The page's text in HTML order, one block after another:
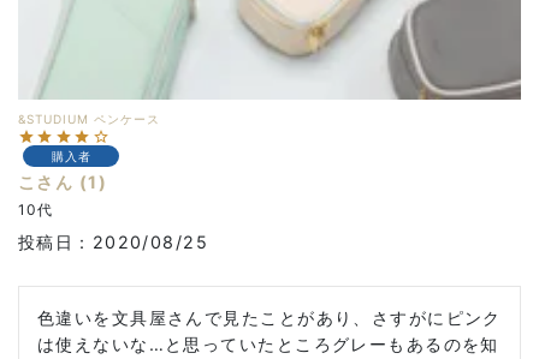
&STUDIUM ペンケース
購入者
こ 1
10代
投稿日 2020/08/25
色違いを文具屋さんで見たことがあり、さすがにピンク
は使えないな…と思っていたところグレーもあるのを知